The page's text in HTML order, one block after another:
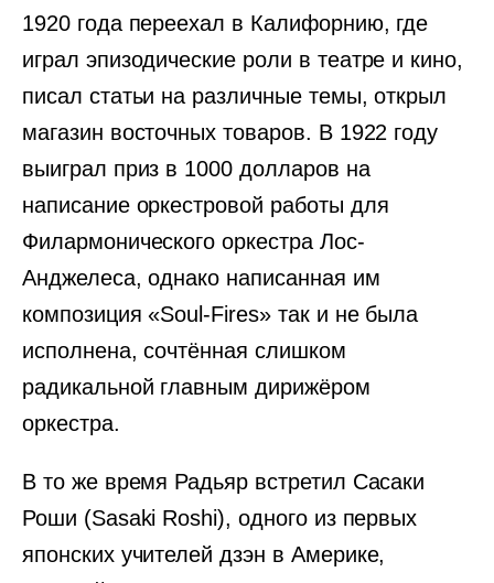
1920 года переехал в Калифорнию, где
играл эпизодические роли в театре и кино,
писал статьи на различные темы, открыл
магазин восточных товаров. В 1922 году
выиграл приз в 1000 долларов на
написание оркестровой работы для
Филармонического оркестра Лос-
Анджелеса, однако написанная им
композиция «Soul-Fires» так и не была
исполнена, сочтённая слишком
радикальной главным дирижёром
оркестра.
В то же время Радьяр встретил Сасаки
Роши (Sasaki Roshi), одного из первых
японских учителей дзэн в Америке,